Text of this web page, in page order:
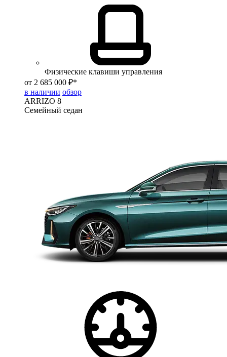
Физические клавиши управления
от 2 685 000 ₽*
в наличии обзор
ARRIZO 8
Семейный седан